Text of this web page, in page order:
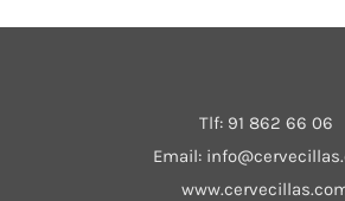
Tlf: 91 862 66 06
Email: